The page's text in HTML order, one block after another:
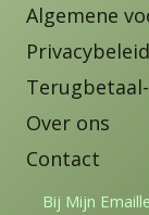
Algemene
Privacybeleid
Over ons
Contact
Bij Mijn